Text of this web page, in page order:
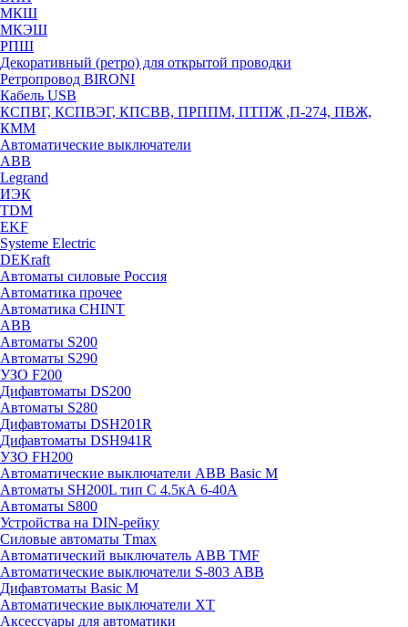
МКШ
МКЭШ
РПШ
Декоративный (ретро) для открытой проводки
Ретропровод BIRONI
Кабель USB
КСПВГ, КСПВЭГ, КПСВВ, ПРППМ, ПТПЖ ,П-274, ПВЖ,
КММ
Автоматические выключатели
ABB
Legrand
ИЭК
TDM
EKF
Systeme Electric
DEKraft
Автоматы силовые Россия
Автоматика прочее
Автоматика CHINT
ABB
Автоматы S200
Автоматы S290
УЗО F200
Дифавтоматы DS200
Автоматы S280
Дифавтоматы DSH201R
Дифавтоматы DSH941R
УЗО FH200
Автоматические выключатели ABB Basic M
Автоматы SH200L тип С 4.5кА 6-40А
Автоматы S800
Устройства на DIN-рейку
Силовые автоматы Tmax
Автоматический выключатель ABB TMF
Автоматические выключатели S-803 АВВ
Дифавтоматы Basic M
Автоматические выключатели XT
Аксессуары для автоматики